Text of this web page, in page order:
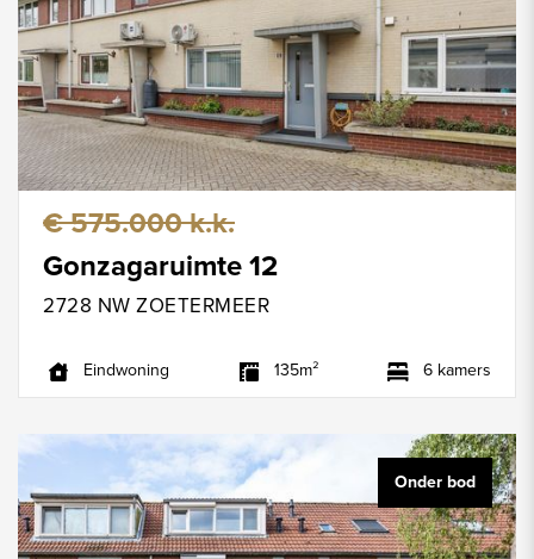
€ 575.000 k.k.
Gonzagaruimte 12
2728 NW ZOETERMEER
Eindwoning 135m² 6 kamers
Onder bod